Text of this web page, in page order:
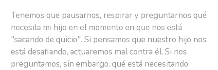
Tenemos que pausarnos, respirar y preguntarnos qué
necesita mi hijo en el momento en que nos está
"sacando de quicio". Si pensamos que nuestro hijo nos
está desafiando, actuaremos mal contra él. Si nos
preguntamos, sin embargo, qué está necesitando